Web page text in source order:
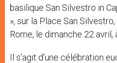
basilique San Silvestro in
», sur la Place San
Rome, le dimanche 22 avril,
Il s’agit d’une célébration